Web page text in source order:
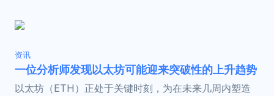
资讯
一位分析师发现以太坊可能迎来突破性的上升趋势
以太坊（ETH）正处于关键时刻，为在未来几周内塑造